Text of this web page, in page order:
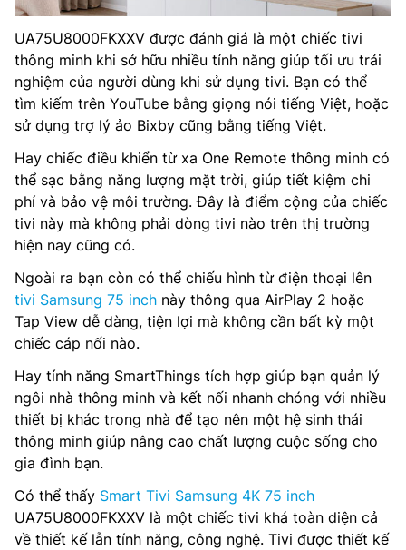
UA75U8000FKXXV được đánh giá là một chiếc tivi
thông minh khi sở hữu nhiều tính năng giúp tối ưu trải
nghiệm của người dùng khi sử dụng tivi. Bạn có thể
tìm kiếm trên YouTube bằng giọng nói tiếng Việt, hoặc
sử dụng trợ lý ảo Bixby cũng bằng tiếng Việt.
Hay chiếc điều khiển từ xa One Remote thông minh có
thể sạc bằng năng lượng mặt trời, giúp tiết kiệm chi
phí và bảo vệ môi trường. Đây là điểm cộng của chiếc
tivi này mà không phải dòng tivi nào trên thị trường
hiện nay cũng có.
Ngoài ra bạn còn có thể chiếu hình từ điện thoại lên
tivi Samsung 75 inch này thông qua AirPlay 2 hoặc
Tap View dễ dàng, tiện lợi mà không cần bất kỳ một
chiếc cáp nối nào.
Hay tính năng SmartThings tích hợp giúp bạn quản lý
ngôi nhà thông minh và kết nối nhanh chóng với nhiều
thiết bị khác trong nhà để tạo nên một hệ sinh thái
thông minh giúp nâng cao chất lượng cuộc sống cho
gia đình bạn.
Có thể thấy Smart Tivi Samsung 4K 75 inch
UA75U8000FKXXV là một chiếc tivi khá toàn diện cả
về thiết kế lẫn tính năng, công nghệ. Tivi được thiết kế